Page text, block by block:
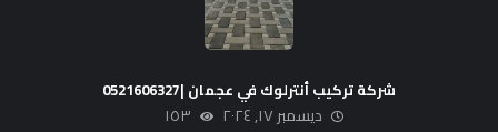
شركة تركيب أنترلوك في عجمان |0521606327
ديسمبر ١٧, ٢٠٢٤ ١٥٣